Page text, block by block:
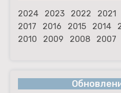
2024 2023 2022 2021
2017
2016 2015 2014
2010
2009 2008 2007